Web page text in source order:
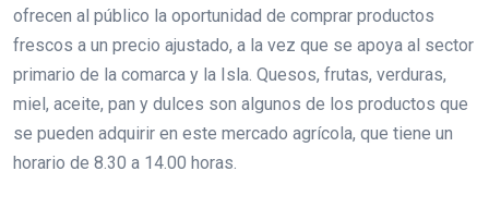
ofrecen al público la oportunidad de comprar productos
frescos a un precio ajustado, a la vez que se apoya al sector
primario de la comarca y la Isla. Quesos, frutas, verduras,
miel, aceite, pan y dulces son algunos de los productos que
se pueden adquirir en este mercado agrícola, que tiene un
horario de 8.30 a 14.00 horas.